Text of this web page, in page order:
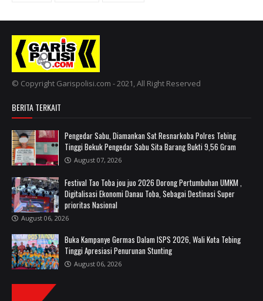
© Copyright Garispolisi.com - 2021, All Right Reserved
BERITA TERKAIT
Pengedar Sabu, Diamankan Sat Resnarkoba Polres Tebing
Tinggi Bekuk Pengedar Sabu Sita Barang Bukti 9,56 Gram
August 07, 2026
Festival Tao Toba jou juo 2026 Dorong Pertumbuhan UMKM ,
Digitalisasi Ekonomi Danau Toba, Sebagai Destinasi Super
prioritas Nasional
August 06, 2026
Buka Kampanye Germas Dalam ISPS 2026, Wali Kota Tebing
Tinggi Apresiasi Penurunan Stunting
August 06, 2026